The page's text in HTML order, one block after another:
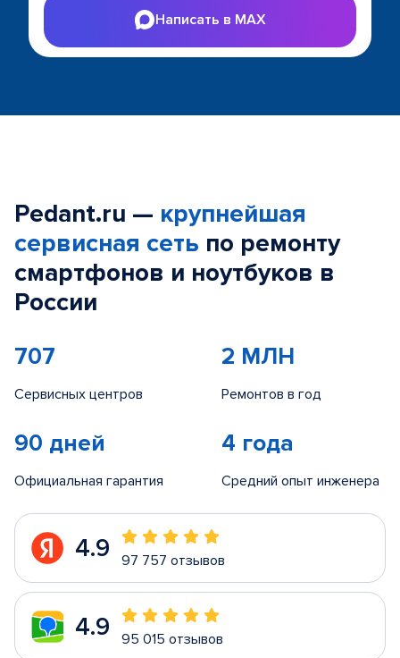
Написать в MAX
Pedant.ru — крупнейшая
сервисная сеть по ремонту
смартфонов и ноутбуков в
России
707
Сервисных центров
2 МЛН
Ремонтов в год
90 дней
Официальная гарантия
4 года
Средний опыт инженера
4.9 97 757 отзывов
4.9 95 015 отзывов